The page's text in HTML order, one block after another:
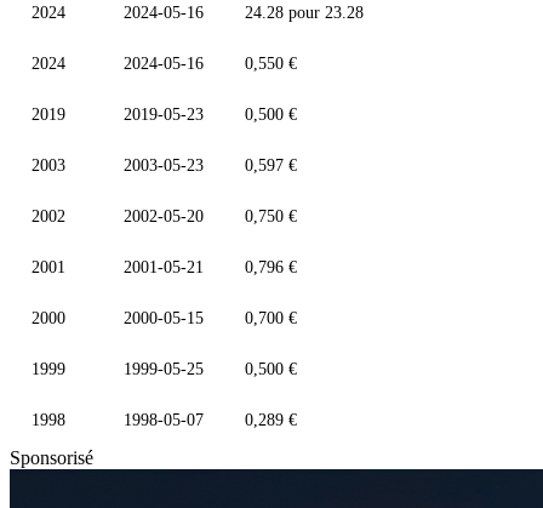
2024 2024-05-16 24.28 pour 23.28
2024 2024-05-16 0,550 €
2019 2019-05-23 0,500 €
2003 2003-05-23 0,597 €
2002 2002-05-20 0,750 €
2001 2001-05-21 0,796 €
2000 2000-05-15 0,700 €
1999 1999-05-25 0,500 €
1998 1998-05-07 0,289 €
Sponsorisé